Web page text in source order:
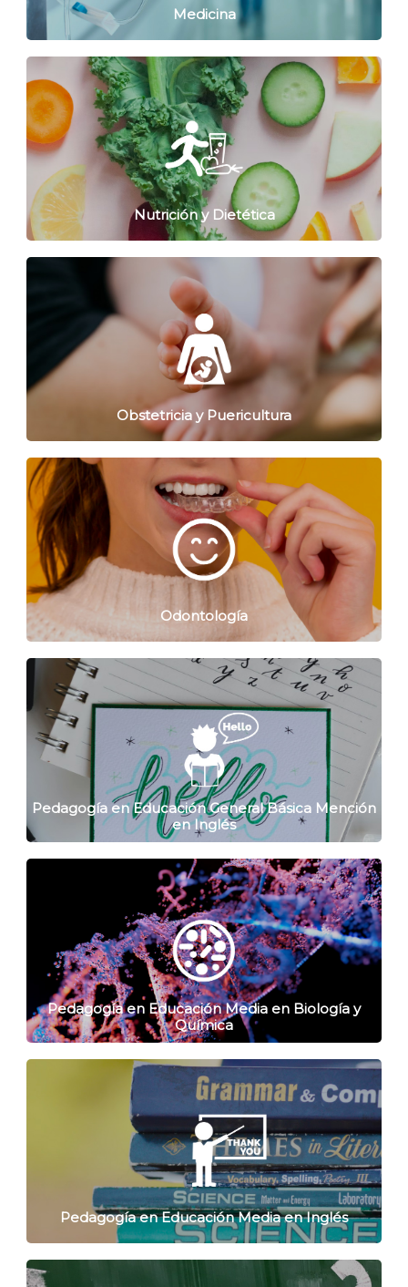
Medicina
Nutrición y Dietética
Obstetricia y Puericultura
Odontología
Pedagogía en Educación General Básica Mención
en Inglés
Pedagogía en Educación Media en Biología y
Química
Pedagogía en Educación Media en Inglés